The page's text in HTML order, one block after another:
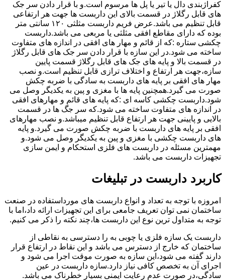
کفراژبندی دال یا تیر یا پل ها مرسوم است.و با قرار دادن سر جک
های قابل رگلاژ در قسمت بالای این داربست ها جهت هر ارتفاعی
قابل تنظیم می باشد.عرض فریم داربست مثلثی ۱۲۰ سانتی متر
بوده که دارای مقاطع افقی مثلثی یا مربعی می باشد.داربست
چکشی ستاره :که از قائم و مهار های افقی در اندازه های متفاوت
ساخته می شود.در این سازه با قرار دادن سر جک های قابل رگلاژ
در قسمت بالا و پایه های جک های قابل رگلاژ قسمت پایین
سازه،جهت هر ارتفاع و اختلاف ترازی قابل تنظیم است.و نصب
مهار های افقی بر پایه های داربست به سادگی با ضربه چکش
صورت می گیرد.همچنین پایه ها با مغزی و پین به یکدیگر وصل می
شود.داربست چکشی کاسه ای :که پایه های قائم و مهارهای افقی
در اندازه های متفاوت ساخته می شود.که سر جگ ها در قسمت
بالایی و پایینی جهت هر ارتفاع قابل تنظیم میباشد.و نصب مهارهای
افقی بر پایه های داربست با ضربه چکش صورت می گیرد.و پایه
های داربست چکشی با مغزی و پین به یکدیگر وصل می شود.و
مهمترین مسئله در داربست های فلزی استحکام و ایمن سازی
تجهیزات داربست می باشد.
کاربرد داربست در تبلیغات
امروزه با توجه به تعداد و انواع داربست های مورداستفاده در صنعت
ساختمان نمی توان تعریف جامعی برای این تجهیزات ارائه داد،اما با
توجه به متداول ترین نوع این داربست ها،چند نکته را ذکر می کنیم.
داربست یک سازه فلزی یا چوبی به را دسترسی به نقاطی از
ساختمان که خارج از دسترس می باشد و این نقاط در ارتفاع قرار
دارند گفته می شود،این سازه به صورت موقت اجرا می شود و
اجرای آن به تخصص کافی نیاز دارد.سازه داربست در عین
سادگی،در صورت عدم رعایت ایمنی بسیار خطرناک می باشد.